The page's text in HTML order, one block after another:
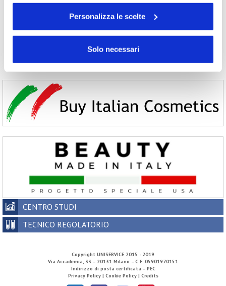
Personalizza le scelte
Solo necessari
2014
2013 2012
2011
2004
2002
CENTRO STUDI
TECNICO REGOLATORIO
Copyright UNISERVICE 2015 - 2019
Via Accademia, 33 – 20131 Milano – C.F. 05901970151
Indirizzo di posta certificata – PEC
Privacy Policy | Cookie Policy | Credits